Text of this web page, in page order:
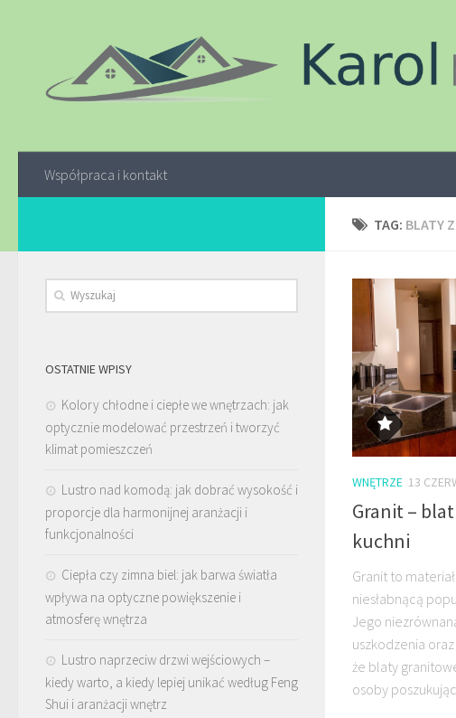
Współpraca i kontakt
TAG: BLATY
WNĘTRZE 13
Granit –
kuchni
Granit to
niesłabnącą
Jego
uszkodzenia
że blaty
osoby
OSTATNIE WPISY
Kolory chłodne i ciepłe we wnętrzach: jak
optycznie modelować przestrzeń i tworzyć
klimat pomieszczeń
Lustro nad komodą: jak dobrać wysokość i
proporcje dla harmonijnej aranżacji i
funkcjonalności
Ciepła czy zimna biel: jak barwa światła
wpływa na optyczne powiększenie i
atmosferę wnętrza
Lustro naprzeciw drzwi wejściowych –
kiedy warto, a kiedy lepiej unikać według Feng
Shui i aranżacji wnętrz